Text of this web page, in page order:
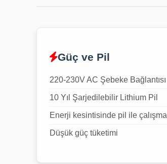
Güç ve Pil
220-230V AC Şebeke Bağlantısı
10 Yıl Şarjedilebilir Lithium Pil
Enerji kesintisinde pil ile çalışma
Düşük güç tüketimi